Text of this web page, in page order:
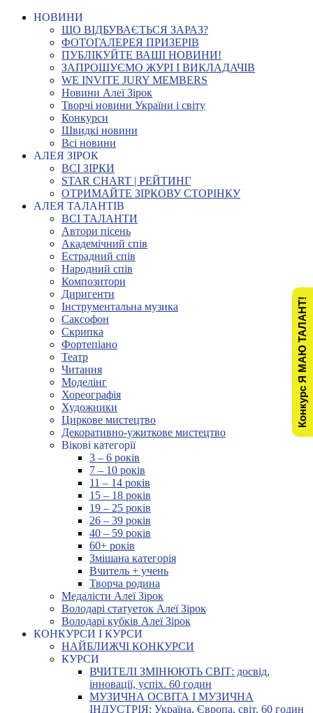
НОВИНИ
ЩО ВІДБУВАЄТЬСЯ ЗАРАЗ?
ФОТОГАЛЕРЕЯ ПРИЗЕРІВ
ПУБЛІКУЙТЕ ВАШІ НОВИНИ!
ЗАПРОШУЄМО ЖУРІ І ВИКЛАДАЧІВ
WE INVITE JURY MEMBERS
Новини Алеї Зірок
Творчі новини України і світу
Конкурси
Швидкі новини
Всі новини
АЛЕЯ ЗІРОК
ВСІ ЗІРКИ
STAR CHART | РЕЙТИНГ
ОТРИМАЙТЕ ЗІРКОВУ СТОРІНКУ
АЛЕЯ ТАЛАНТІВ
ВСІ ТАЛАНТИ
Автори пісень
Академічний спів
Естрадний спів
Народний спів
Композитори
Диригенти
Інструментальна музика
Саксофон
Скрипка
Фортепіано
Театр
Читання
Моделінг
Хореографія
Художники
Циркове мистецтво
Декоративно-ужиткове мистецтво
Вікові категорії
3 – 6 років
7 – 10 років
11 – 14 років
15 – 18 років
19 – 25 років
26 – 39 років
40 – 59 років
60+ років
Змішана категорія
Вчитель + учень
Творча родина
Медалісти Алеї Зірок
Володарі статуеток Алеї Зірок
Володарі кубків Алеї Зірок
КОНКУРСИ І КУРСИ
НАЙБЛИЖЧІ КОНКУРСИ
КУРСИ
ВЧИТЕЛІ ЗМІНЮЮТЬ СВІТ: досвід,
інновації, успіх. 60 годин
МУЗИЧНА ОСВІТА І МУЗИЧНА
ІНДУСТРІЯ: Україна, Європа, світ. 60 годин
Конкурс Я МАЮ ТАЛАНТ!